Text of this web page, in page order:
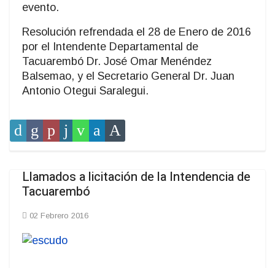
evento.
Resolución refrendada el 28 de Enero de 2016
por el Intendente Departamental de
Tacuarembó Dr. José Omar Menéndez
Balsemao, y el Secretario General Dr. Juan
Antonio Otegui Saralegui.
Llamados a licitación de la Intendencia de
Tacuarembó
02 Febrero 2016